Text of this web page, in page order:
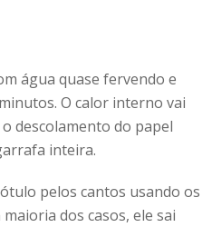
água quase fervendo e
O calor interno vai
descolamento do papel
inteira.
pelos cantos usando os
dos casos, ele sai